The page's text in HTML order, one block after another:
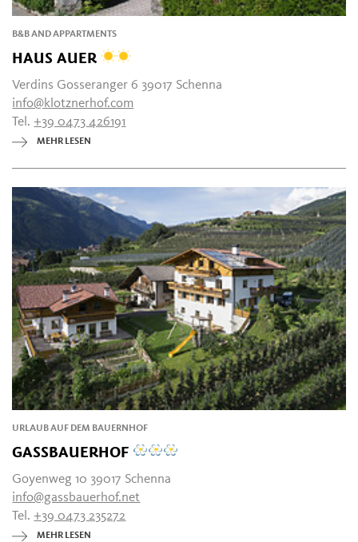
B&B AND APPARTMENTS
HAUS AUER
Verdins Gosseranger 6 39017 Schenna
info@klotznerhof.com
Tel.+39 0473 426191
MEHR LESEN
URLAUB AUF DEM BAUERNHOF
GASSBAUERHOF
Goyenweg 10 39017 Schenna
info@gassbauerhof.net
Tel.+39 0473 235272
MEHR LESEN